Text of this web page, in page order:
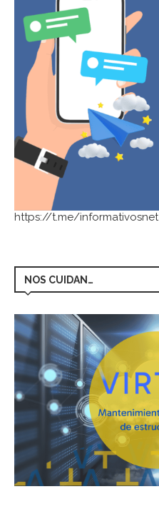
https://t.me/informativosnet
NOS CUIDAN…